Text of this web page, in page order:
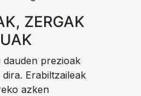
ZERGAK
dauden prezioak
Erabiltzaileak
azken